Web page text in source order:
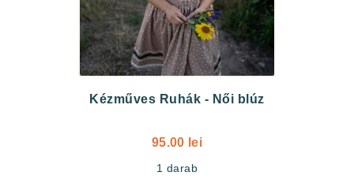
Kézműves Ruhák - Női blúz
95.00 lei
1 darab